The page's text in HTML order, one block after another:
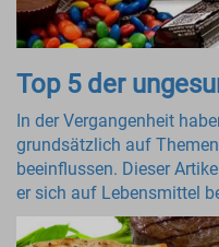
Top 5 der
In der Vergangenheit
grundsätzlich auf
beeinflussen. Dieser
er sich auf Lebensmittel